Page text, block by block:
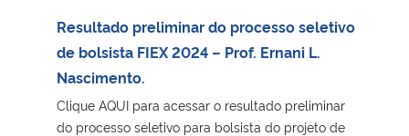
Resultado preliminar do processo seletivo
de bolsista FIEX 2024 – Prof. Ernani L.
Nascimento.
Clique AQUI para acessar o resultado preliminar
do processo seletivo para bolsista do projeto de